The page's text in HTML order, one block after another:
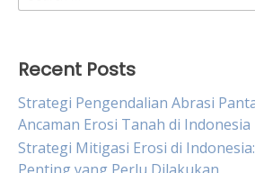
for:
Recent Posts
Strategi Pengendalian Abrasi
Ancaman Erosi Tanah di Indonesia
Strategi Mitigasi Erosi di